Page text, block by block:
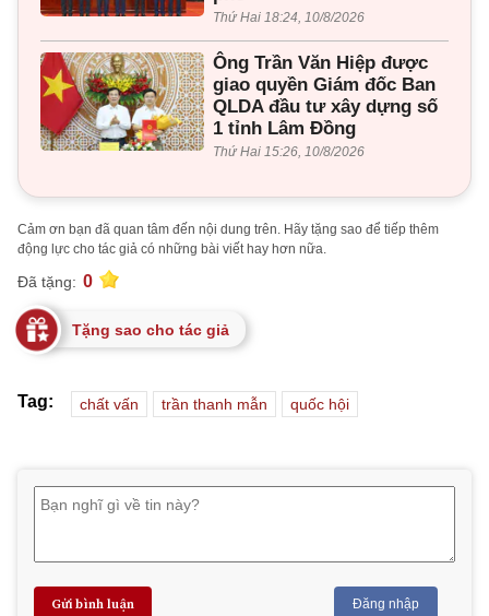
Thứ Hai 18:24, 10/8/2026
Ông Trần Văn Hiệp được
giao quyền Giám đốc Ban
QLDA đầu tư xây dựng số
1 tỉnh Lâm Đồng
Thứ Hai 15:26, 10/8/2026
Cảm ơn bạn đã quan tâm đến nội dung trên. Hãy tặng sao để tiếp thêm
động lực cho tác giả có những bài viết hay hơn nữa.
Đã tặng: 0
Tặng sao cho tác giả
Tag: chất vấn trần thanh mẫn quốc hội
Gửi bình luận Đăng nhập